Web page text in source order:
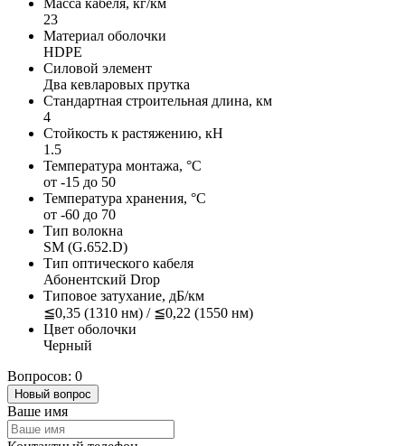
23
Материал оболочки
HDPE
Силовой элемент
Два кевларовых прутка
Стандартная строительная длина, км
4
Стойкость к растяжению, кН
1.5
Температура монтажа, °C
от -15 до 50
Температура хранения, °С
от -60 до 70
Тип волокна
SM (G.652.D)
Тип оптического кабеля
Абонентский Drop
Типовое затухание, дБ/км
≦0,35 (1310 нм) / ≦0,22 (1550 нм)
Цвет оболочки
Черный
Вопросов: 0
Новый вопрос
Ваше имя